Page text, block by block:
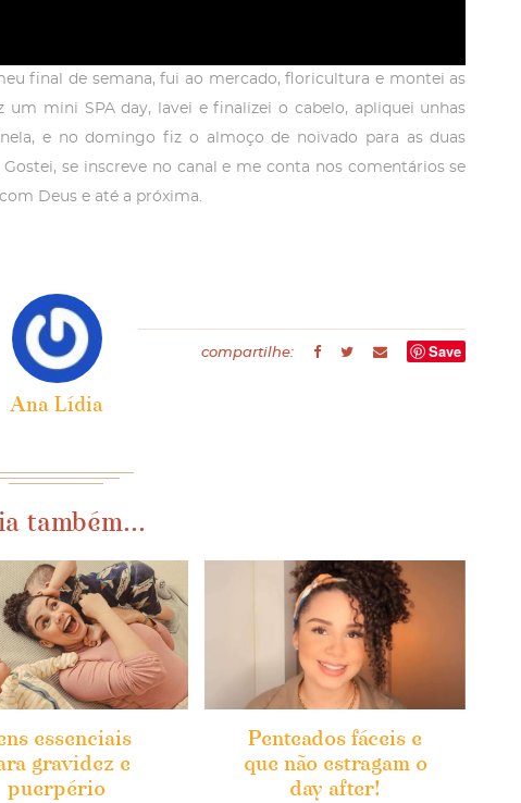
final de semana, fui ao mercado, floricultura e montei as
um mini SPA day, lavei e finalizei o cabelo, apliquei unhas
e no domingo fiz o almoço de noivado para as duas
se inscreve no canal e me conta nos comentários se
Deus e até a próxima.
Ana Lídia
compartilhe: Save
também...
essenciais
gravidez e
puerpério
Penteados fáceis e
que não estragam o
day after!